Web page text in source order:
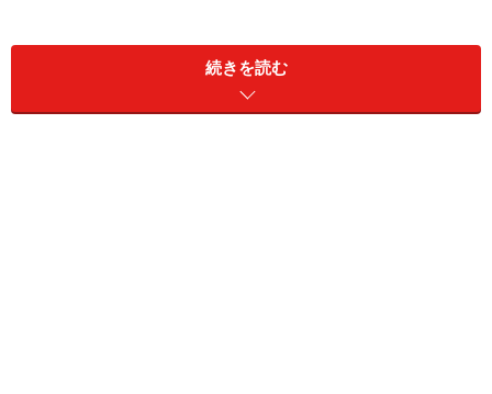
ーズの2機種を発表すると、すぐにNTTドコモとauが取
り扱いの発表ならびに発売を開始。同じく4月にソニー
の「Xperia 1 III」と「Xperia 10 III」、さらに5月にはシ
続きを読む